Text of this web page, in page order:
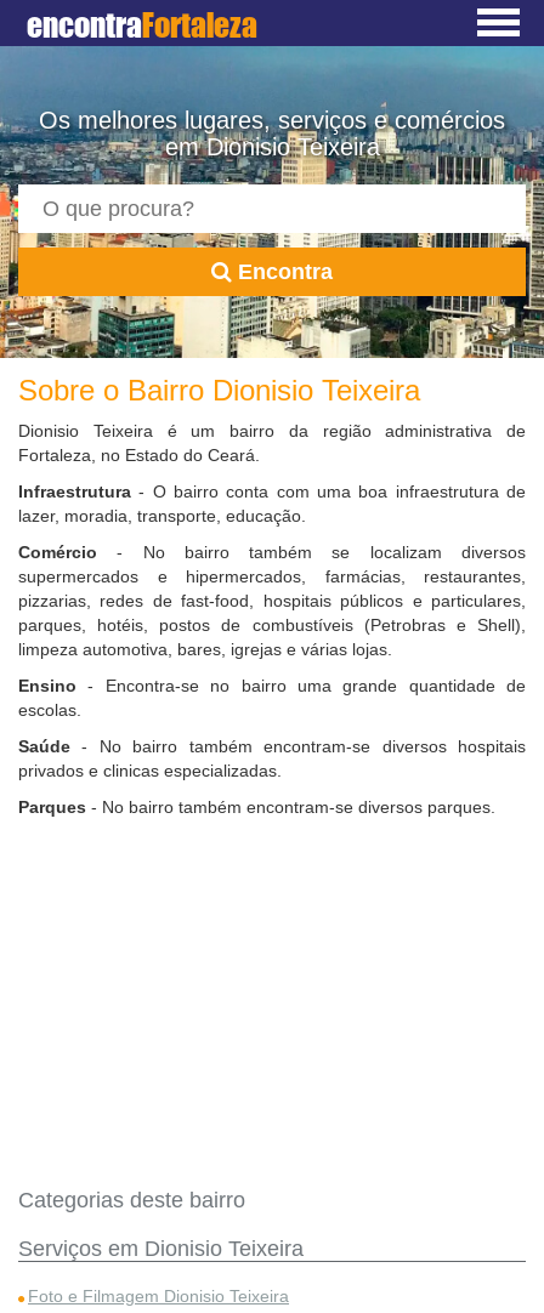
encontraFortaleza
Os melhores lugares, serviços e comércios
em Dionisio Teixeira
Encontra
Sobre o Bairro Dionisio Teixeira
Dionisio Teixeira é um bairro da região administrativa de
Fortaleza, no Estado do Ceará.
Infraestrutura - O bairro conta com uma boa infraestrutura de
lazer, moradia, transporte, educação.
Comércio - No bairro também se localizam diversos
supermercados e hipermercados, farmácias, restaurantes,
pizzarias, redes de fast-food, hospitais públicos e particulares,
parques, hotéis, postos de combustíveis (Petrobras e Shell),
limpeza automotiva, bares, igrejas e várias lojas.
Ensino - Encontra-se no bairro uma grande quantidade de
escolas.
Saúde - No bairro também encontram-se diversos hospitais
privados e clinicas especializadas.
Parques - No bairro também encontram-se diversos parques.
Categorias deste bairro
Serviços em Dionisio Teixeira
Foto e Filmagem Dionisio Teixeira